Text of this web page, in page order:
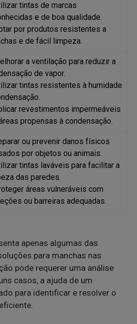
tintas de marcas
e de boa qualidade.
por produtos resistentes a
e de fácil limpeza.
a ventilação para reduzir a
de vapor.
tintas resistentes à humidade
revestimentos impermeáveis
propensas à condensação.
ou prevenir danos físicos
por objetos ou animais.
tintas laváveis para facilitar a
das paredes.
áreas vulneráveis com
ou barreiras adequadas.
apenas algumas das
para manchas nas
pode requerer uma análise
casos, a ajuda de um
para identificar e resolver o